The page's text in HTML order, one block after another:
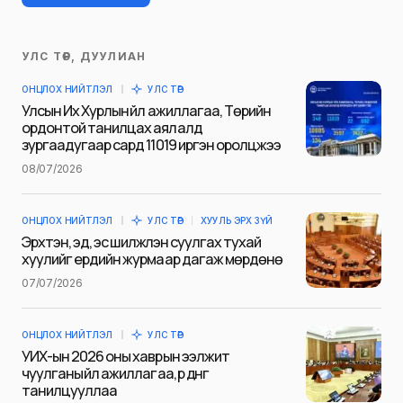
Таны имэйл хаягийг нийтлэхгүй.
тэмдэглэсэн
Сэтгэгдэл*
Name
УЛС ТӨР, ДУУЛИАН
ОНЦЛОХ НИЙТЛЭЛ УЛС ТӨР
Улсын Их Хурлын үйл ажиллагаа, Төрийн
ордонтой танилцах аялалд
зургаадугаар сард 11019 иргэн оролцжээ
08/07/2026
ОНЦЛОХ НИЙТЛЭЛ УЛС ТӨР ХУУЛЬ ЭРХ ЗҮЙ
Эрхтэн, эд, эс шилжүүлэн суулгах тухай
хуулийг ердийн журмаар дагаж мөрдөнө
07/07/2026
ОНЦЛОХ НИЙТЛЭЛ УЛС ТӨР
УИХ-ын 2026 оны хаврын ээлжит
чуулганы үйл ажиллагаа, үр дүнг
танилцууллаа